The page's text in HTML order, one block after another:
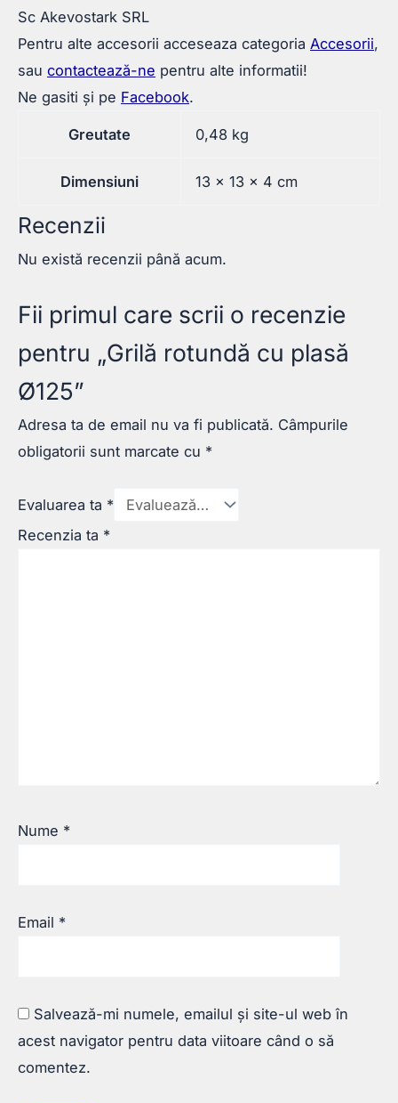
Sc Akevostark SRL
Pentru alte accesorii acceseaza categoria Accesorii,
sau contactează-ne pentru alte informatii!
Ne gasiti și pe Facebook.
Greutate 0,48 kg
Dimensiuni 13 × 13 × 4 cm
Recenzii
Nu există recenzii până acum.
Fii primul care scrii o recenzie
pentru „Grilă rotundă cu plasă
Ø125”
Adresa ta de email nu va fi publicată. Câmpurile
obligatorii sunt marcate cu *
Evaluarea ta *
Recenzia ta *
Nume *
Email *
Salvează-mi numele, emailul și site-ul web în
acest navigator pentru data viitoare când o să
comentez.